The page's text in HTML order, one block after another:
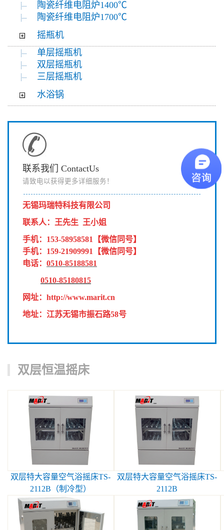
陶瓷纤维电阻炉1400℃
陶瓷纤维电阻炉1700℃
摇瓶机
单层摇瓶机
双层摇瓶机
三层摇瓶机
水浴锅
联系我们 ContactUs
请致电以获得更多详细服务！
无锡玛瑞特科技有限公司
联系人 ：
王先生 王小姐
手机： 153-58958581
【微信同号】
手机： 159-21909991
【微信同号】
电话： 0510-85188581
0510-85180815
网址： http://www.marit.cn
地址：江苏无锡市振石路58号
双层恒温摇床
双层特大容量空气浴摇床TS-
2112B（制冷型）
双层特大容量空气浴摇床TS-
2112B